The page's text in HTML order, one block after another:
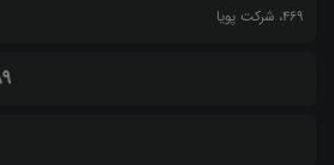
۴۶۹، شرکت پویا